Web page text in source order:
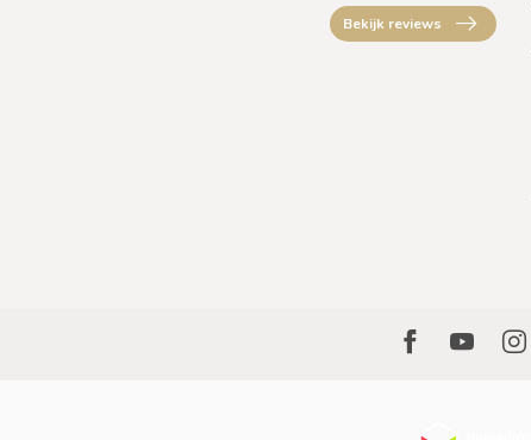
Bekijk reviews